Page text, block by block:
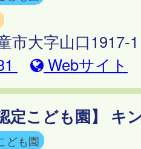
市大字山口1917-
Webサイト
定こども園】 キ
ども園